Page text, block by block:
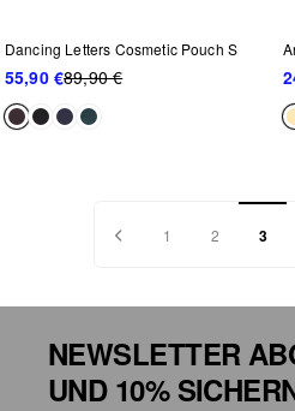
Dancing Letters Cosmetic Pouch S
55,90 €89,90 €
1 2 3
NEWSLETTER
UND 10%